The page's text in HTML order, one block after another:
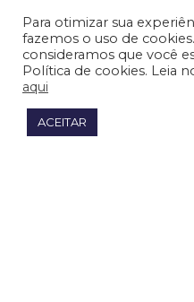
Para otimizar sua
fazemos o uso de
consideramos que você
Política de cookies. Leia
aqui
ACEITAR